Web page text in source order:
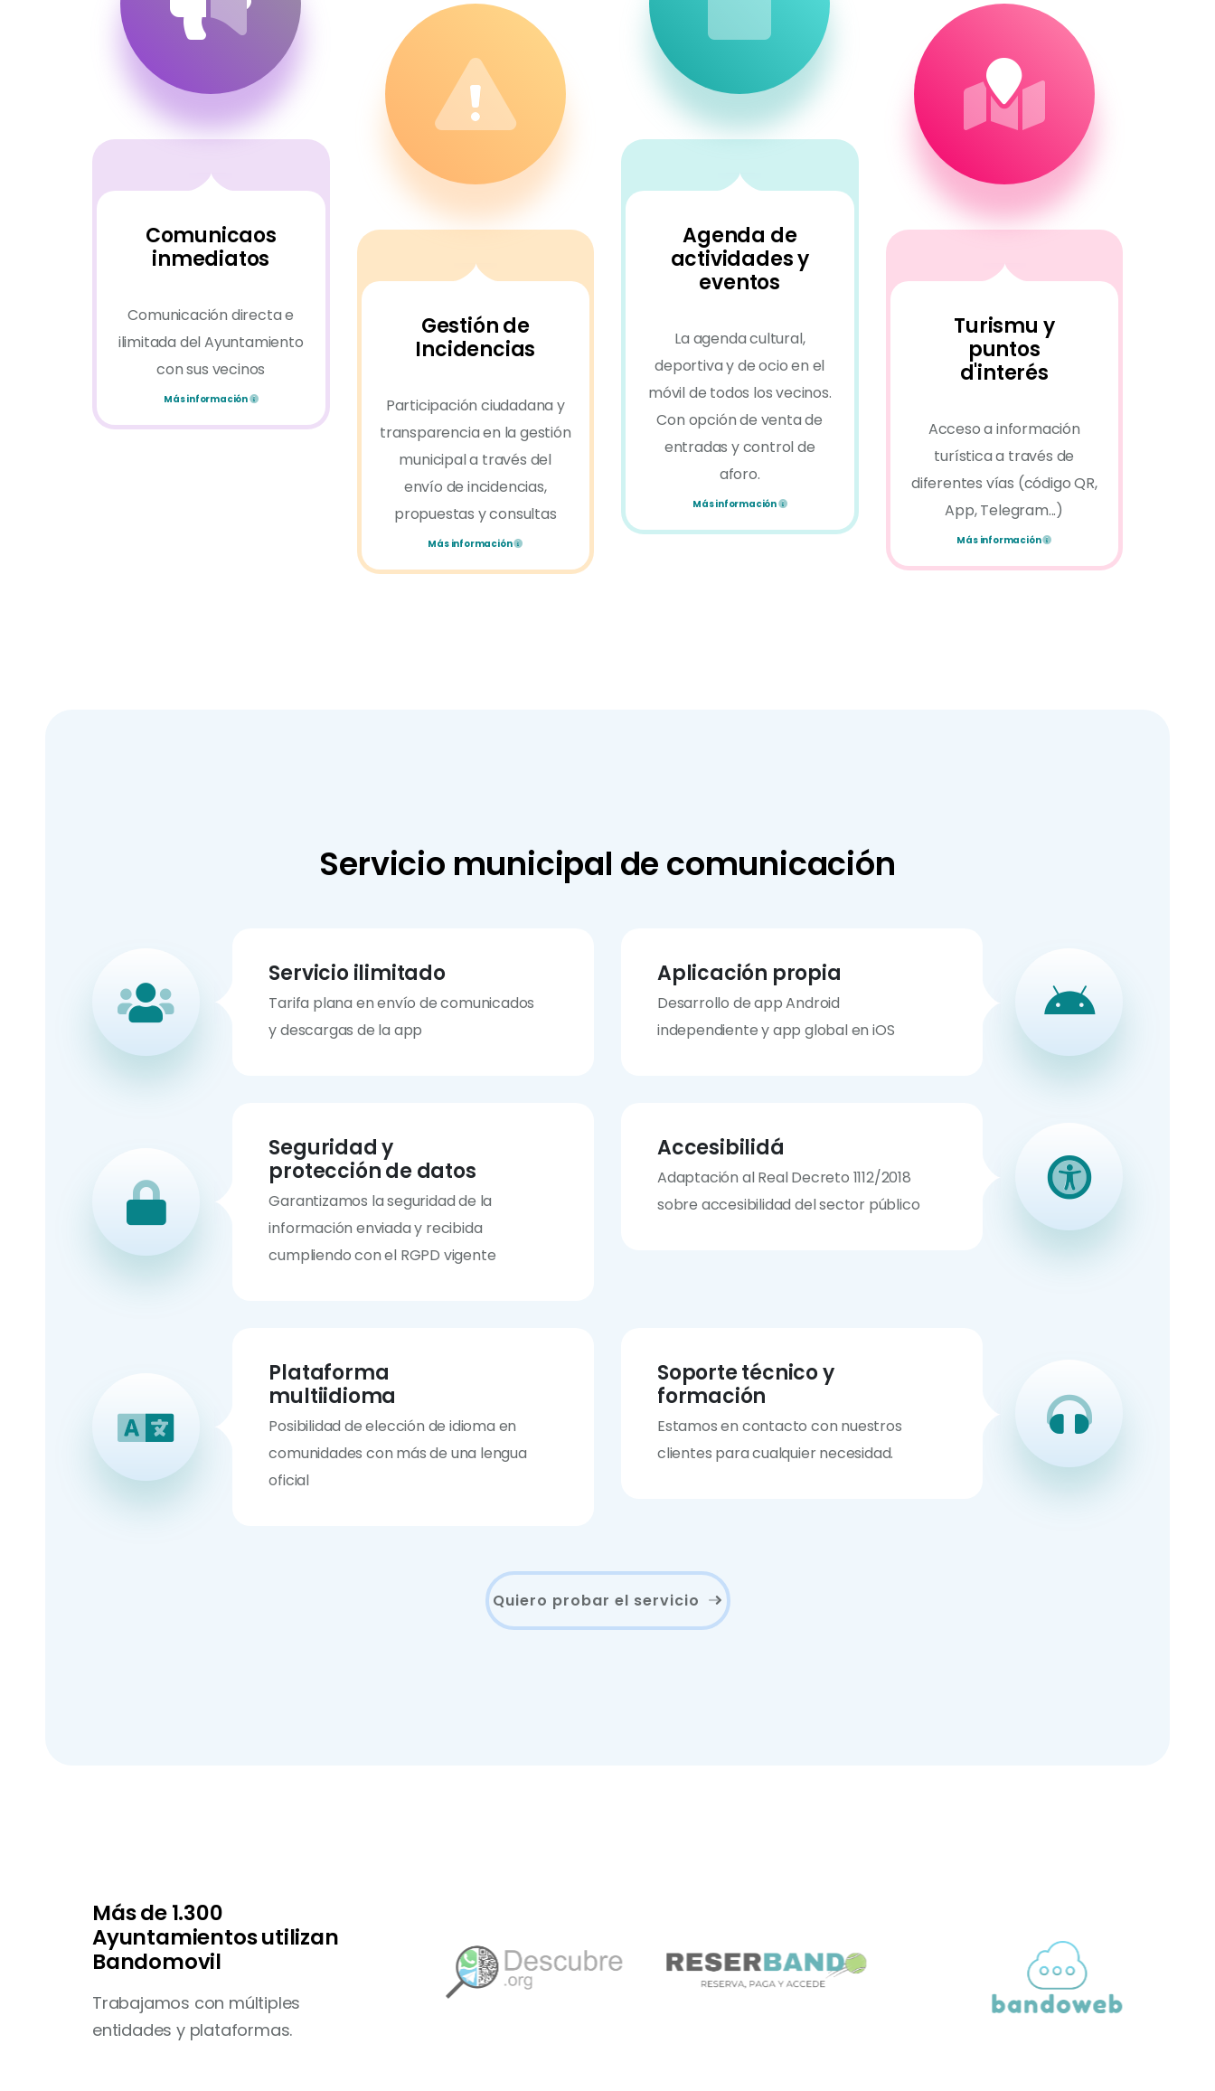
Comunicaos
inmediatos
Comunicación directa e
ilimitada del Ayuntamiento
con sus vecinos
Más información
Gestión de
Incidencias
Participación ciudadana y
transparencia en la gestión
municipal a través del
envío de incidencias,
propuestas y consultas
Más información
Agenda de
actividades y
eventos
La agenda cultural,
deportiva y de ocio en el
móvil de todos los vecinos.
Con opción de venta de
entradas y control de
aforo.
Más información
Turismu y
puntos
d'interés
Acceso a información
turística a través de
diferentes vías (código QR,
App, Telegram...)
Más información
Servicio municipal de comunicación
Servicio ilimitado
Tarifa plana en envío de comunicados
y descargas de la app
Aplicación propia
Desarrollo de app Android
independiente y app global en iOS
Seguridad y
protección de datos
Garantizamos la seguridad de la
información enviada y recibida
cumpliendo con el RGPD vigente
Accesibilidá
Adaptación al Real Decreto 1112/2018
sobre accesibilidad del sector público
Plataforma
multiidioma
Posibilidad de elección de idioma en
comunidades con más de una lengua
oficial
Soporte técnico y
formación
Estamos en contacto con nuestros
clientes para cualquier necesidad.
Quiero probar el servicio
Más de 1.300
Ayuntamientos utilizan
Bandomovil
Trabajamos con múltiples
entidades y plataformas.